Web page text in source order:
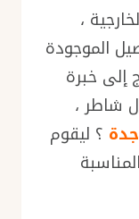
،
الموجودة
إلى خبرة
شاطر ،
؟ ليقوم